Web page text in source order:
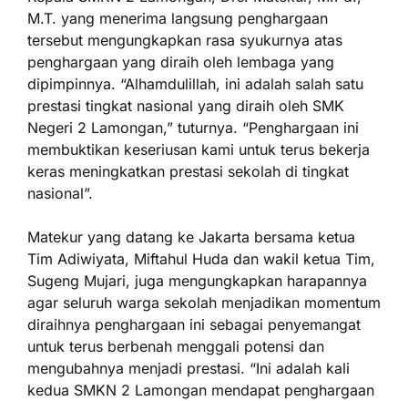
M.T. yang menerima langsung penghargaan
tersebut mengungkapkan rasa syukurnya atas
penghargaan yang diraih oleh lembaga yang
dipimpinnya. “Alhamdulillah, ini adalah salah satu
prestasi tingkat nasional yang diraih oleh SMK
Negeri 2 Lamongan,” tuturnya. “Penghargaan ini
membuktikan keseriusan kami untuk terus bekerja
keras meningkatkan prestasi sekolah di tingkat
nasional”.
Matekur yang datang ke Jakarta bersama ketua
Tim Adiwiyata, Miftahul Huda dan wakil ketua Tim,
Sugeng Mujari, juga mengungkapkan harapannya
agar seluruh warga sekolah menjadikan momentum
diraihnya penghargaan ini sebagai penyemangat
untuk terus berbenah menggali potensi dan
mengubahnya menjadi prestasi. “Ini adalah kali
kedua SMKN 2 Lamongan mendapat penghargaan